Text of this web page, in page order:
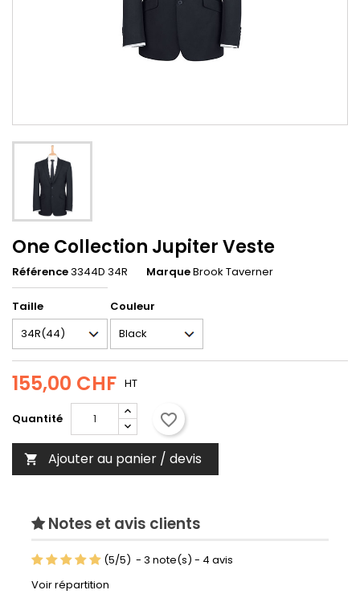
One Collection Jupiter Veste
Référence3344D 34R MarqueBrook Taverner
Taille Couleur
155,00 CHF HT
Quantité favorite_border
 Ajouter au panier / devis
Notes et avis clients
(5/5) - 3 note(s) - 4 avis
Voir répartition